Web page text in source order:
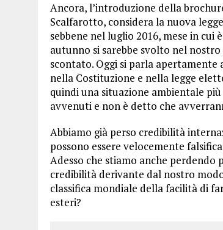
Ancora, l’introduzione della
Scalfarotto, considera la nuova
sebbene nel luglio 2016, mese in
autunno si sarebbe svolto nel
scontato. Oggi si parla
nella Costituzione e nella legge
quindi una situazione ambientale
avvenuti e non è detto che
Abbiamo già perso credibilità
possono essere velocemente
Adesso che stiamo anche perdendo
credibilità derivante dal nostro
classifica mondiale della facilità di
esteri?